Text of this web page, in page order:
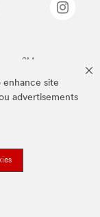
enhance site
advertisements
van 3M.we